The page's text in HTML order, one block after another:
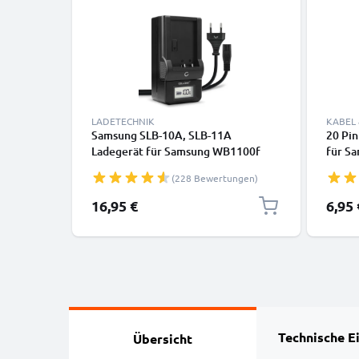
LADETECHNIK
Samsung SLB-10A, SLB-11A
Ladegerät für Samsung WB1100f
WB700 WB600 WB500 WB350f
WB250f WB200f EX1 EX2f L100
Kamera-Akkus von CELLONIC
(228 Bewertungen)
16,95 €
KABEL
20
für
PL20
ES75
6,95
Übersicht Technische